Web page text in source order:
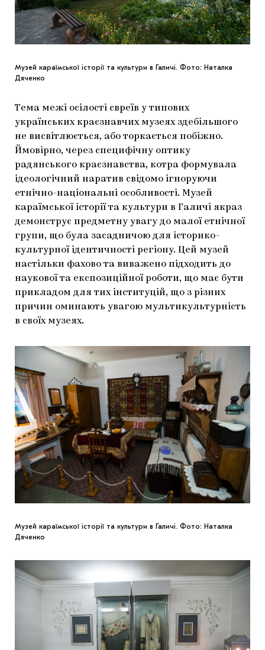
Музей караїмської історії та культури в Галичі. Фото: Наталка
Дяченко
Тема межі осілості євреїв у типових
українських краєзнавчих музеях здебільшого
не висвітлюється, або торкається побіжно.
Ймовірно, через специфічну оптику
радянського краєзнавства, котра формувала
ідеологічний наратив свідомо ігноруючи
етнічно-національні особливості. Музей
караїмської історії та культури в Галичі якраз
демонструє предметну увагу до малої етнічної
групи, що була засадничою для історико-
культурної ідентичності регіону. Цей музей
настільки фахово та виважено підходить до
наукової та експозиційної роботи, що має бути
прикладом для тих інституцій, що з різних
причин оминають увагою мультикультурність
в своїх музеях.
Музей караїмської історії та культури в Галичі. Фото: Наталка
Дяченко